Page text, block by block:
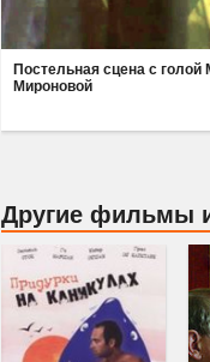
Постельная сцена с голой
Мироновой
Другие фильмы